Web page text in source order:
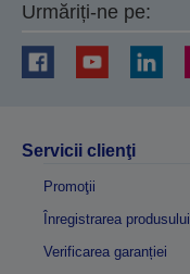
Urmăriți-ne pe:
Servicii clienţi
Promoţii
Înregistrarea produsului
Verificarea garanției